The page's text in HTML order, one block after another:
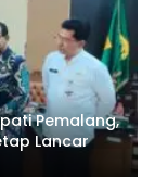
Pemalang,
Lancar